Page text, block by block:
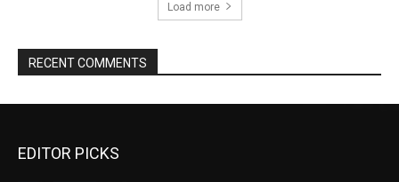
Load more
RECENT COMMENTS
EDITOR PICKS